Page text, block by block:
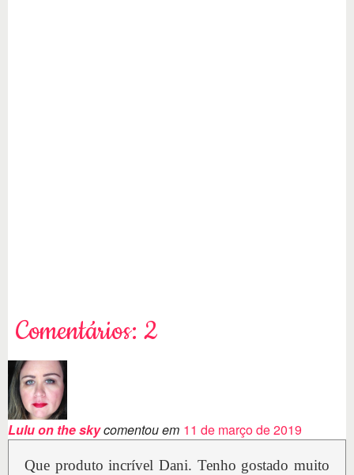
Comentários: 2
Lulu on the skycomentou em 11 de março de 2019
Que produto incrível Dani. Tenho gostado muito